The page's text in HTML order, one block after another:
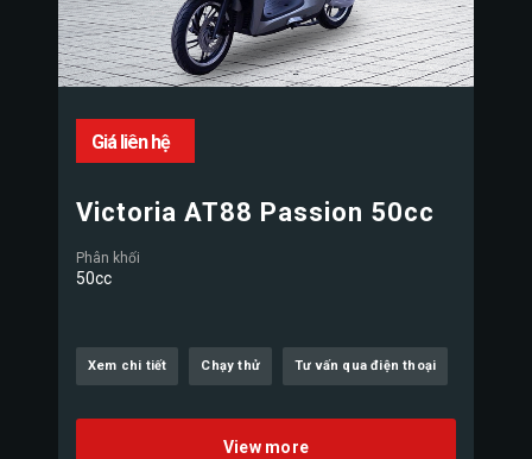
Giá liên hệ
Victoria AT88 Passion 50cc
Phân khối
50cc
Xem chi tiết Chạy thử Tư vấn qua điện thoại
View more